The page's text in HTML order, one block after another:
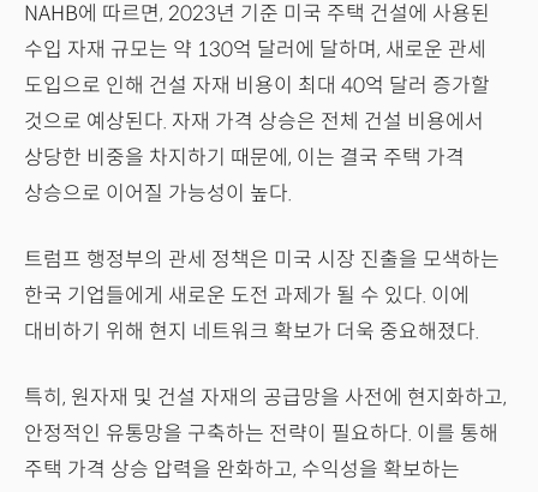
NAHB에 따르면, 2023년 기준 미국 주택 건설에 사용된
수입 자재 규모는 약 130억 달러에 달하며, 새로운 관세
도입으로 인해 건설 자재 비용이 최대 40억 달러 증가할
것으로 예상된다. 자재 가격 상승은 전체 건설 비용에서
상당한 비중을 차지하기 때문에, 이는 결국 주택 가격
상승으로 이어질 가능성이 높다.
트럼프 행정부의 관세 정책은 미국 시장 진출을 모색하는
한국 기업들에게 새로운 도전 과제가 될 수 있다. 이에
대비하기 위해 현지 네트워크 확보가 더욱 중요해졌다.
특히, 원자재 및 건설 자재의 공급망을 사전에 현지화하고,
안정적인 유통망을 구축하는 전략이 필요하다. 이를 통해
주택 가격 상승 압력을 완화하고, 수익성을 확보하는